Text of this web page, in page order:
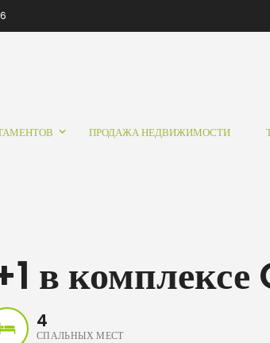
ПРОДАЖА НЕДВИЖИМОСТИ
в
4
СПАЛЬНЫХ МЕСТ